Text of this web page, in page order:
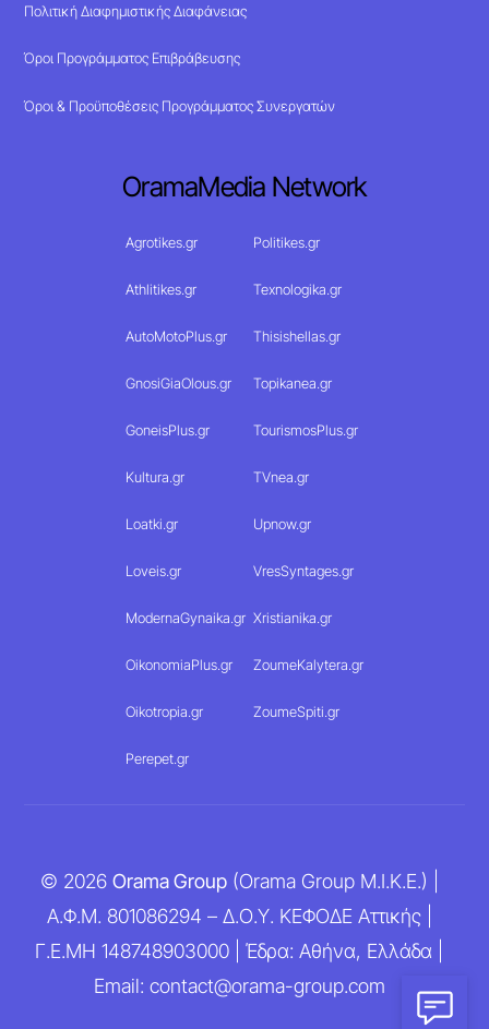
Πολιτική Διαφημιστικής Διαφάνειας
Όροι Προγράμματος Επιβράβευσης
Όροι & Προϋποθέσεις Προγράμματος Συνεργατών
OramaMedia Network
Agrotikes.gr Politikes.gr
Athlitikes.gr Texnologika.gr
AutoMotoPlus.gr Thisishellas.gr
GnosiGiaOlous.gr Topikanea.gr
GoneisPlus.gr TourismosPlus.gr
Kultura.gr TVnea.gr
Loatki.gr Upnow.gr
Loveis.gr VresSyntages.gr
ModernaGynaika.gr Xristianika.gr
OikonomiaPlus.gr ZoumeKalytera.gr
Oikotropia.gr ZoumeSpiti.gr
Perepet.gr
© 2026 Orama Group(Orama Group Μ.Ι.Κ.Ε.) |
Α.Φ.Μ. 801086294 – Δ.Ο.Υ. ΚΕΦΟΔΕ Αττικής |
Γ.Ε.ΜΗ 148748903000 | Έδρα: Αθήνα, Ελλάδα |
Email: contact@orama-group.com